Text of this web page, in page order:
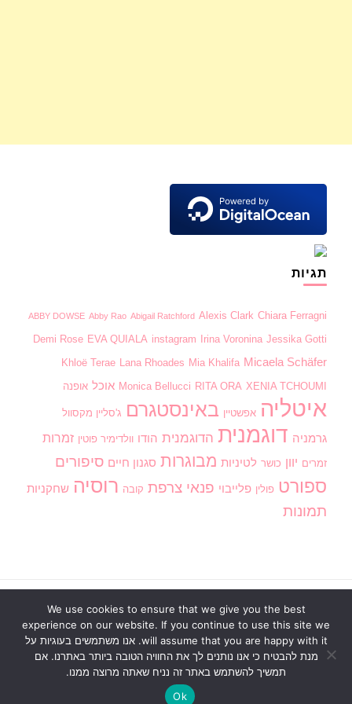
תגיות
ABBY DOWSE Abby Rao Abigail Ratchford Alexis Clark Chiara Ferragni
Demi Rose EVA QUIALA instagram Irina Voronina Jessika Gotti
Khloë Terae
Lana Rhoades Mia Khalifa Micaela Schäfer
Monica Bellucci RITA ORA XENIA TCHOUMI אוכל אופנה
איטליה אפשטיין באינסטגרם ג'סליין מקסוול
גרמניה דוגמנית הדוגמנית הודו וולדימיר פוטין זמרות
זמרים יוון כושר לטיניות מבוגרות סגנון חיים סיפורים
ספורט פולין פלייבוי פנאי צרפת קובה רוסיה שחקניות
תמונות
הזכויות שמורות2026 הבלוג של דלז - Delz
. כל הזכויות
שמורותBlossom Pin | פותח על ידי תבניות בלוסום.מופעל
באמצעותWordPress
ראשי בנות חמות וידוי אנונימי חדשות
מדור חינוכי
סגנון חיים
פנאי דירוג תמונות כתוב לנו
We use cookies to ensure that we give you the best
experience on our website. If you continue to use this site we
will assume that you are happy with it. אנו משתמשים בעוגיות על
מנת להבטיח כי אנו נותנים לך את החוויה הטובה ביותר באתרנו. אם
תמשיך להשתמש באתר זה נניח שאתה מרוצה ממנו.
Ok